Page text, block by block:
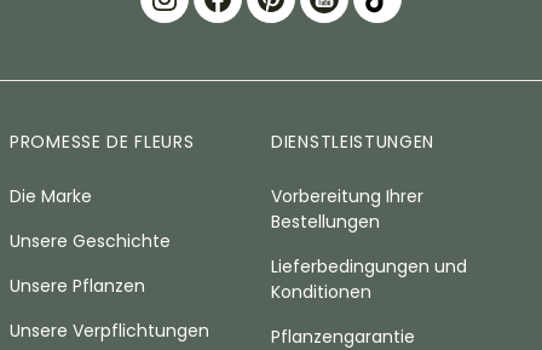
PROMESSE DE FLEURS
Die Marke
Unsere Geschichte
Unsere Pflanzen
Unsere Verpflichtungen
DIENSTLEISTUNGEN
Vorbereitung Ihrer
Bestellungen
Lieferbedingungen und
Konditionen
Pflanzengarantie